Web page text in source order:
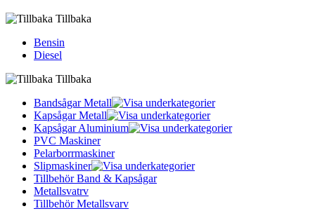
Tillbaka
Bensin
Diesel
Tillbaka
Bandsågar Metall
Kapsågar Metall
Kapsågar Aluminium
PVC Maskiner
Pelarborrmaskiner
Slipmaskiner
Tillbehör Band & Kapsågar
Metallsvatrv
Tillbehör Metallsvarv